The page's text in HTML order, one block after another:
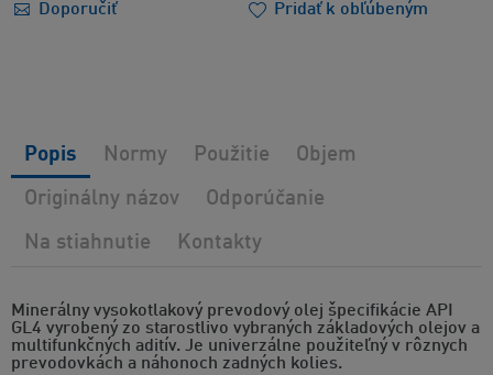
Doporučiť
Pridať k obľúbeným
Minerálny vysokotlakový prevodový olej špecifikácie API
GL4 vyrobený zo starostlivo vybraných základových olejov a
multifunkčných aditív. Je univerzálne použiteľný v rôznych
prevodovkách a náhonoch zadných kolies.
Popis Normy Použitie Objem
Originálny názov Odporúčanie
Na stiahnutie Kontakty